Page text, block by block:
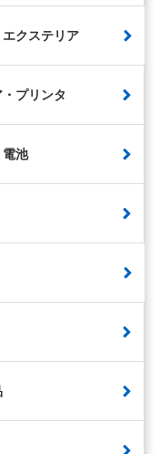
クステリア
プリンタ
電池